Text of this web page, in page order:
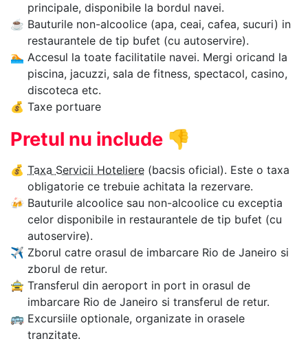
principale, disponibile la bordul navei.
☕ Bauturile non-alcoolice (apa, ceai, cafea, sucuri) in
restaurantele de tip bufet (cu autoservire).
🏊‍ Accesul la toate facilitatile navei. Mergi oricand la
piscina, jacuzzi, sala de fitness, spectacol, casino,
discoteca etc.
💰 Taxe portuare
Pretul nu include 👎
💰 Taxa Servicii Hoteliere (bacsis oficial). Este o taxa
obligatorie ce trebuie achitata la rezervare.
🍻 Bauturile alcoolice sau non-alcoolice cu exceptia
celor disponibile in restaurantele de tip bufet (cu
autoservire).
✈ Zborul catre orasul de imbarcare Rio de Janeiro si
zborul de retur.
🚖 Transferul din aeroport in port in orasul de
imbarcare Rio de Janeiro si transferul de retur.
🚌 Excursiile optionale, organizate in orasele
tranzitate.